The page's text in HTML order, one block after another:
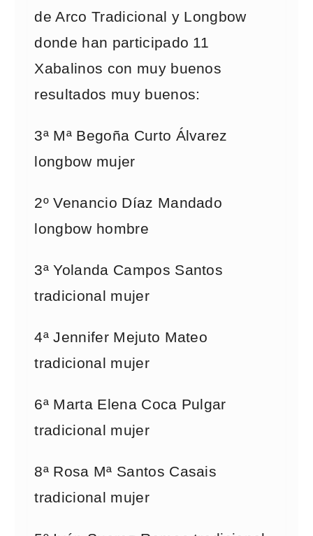
de Arco Tradicional y Longbow
donde han participado 11
Xabalinos con muy buenos
resultados muy buenos:
3ª Mª Begoña Curto Álvarez
longbow mujer
2º Venancio Díaz Mandado
longbow hombre
3ª Yolanda Campos Santos
tradicional mujer
4ª Jennifer Mejuto Mateo
tradicional mujer
6ª Marta Elena Coca Pulgar
tradicional mujer
8ª Rosa Mª Santos Casais
tradicional mujer